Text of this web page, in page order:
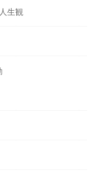
生観